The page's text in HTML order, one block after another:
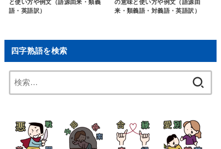
と使い方や例文（語源由来・類義
語・英語訳）
の意味と使い方や例文（語源由
来・類義語・対義語・英語訳）
四字熟語を検索
索: